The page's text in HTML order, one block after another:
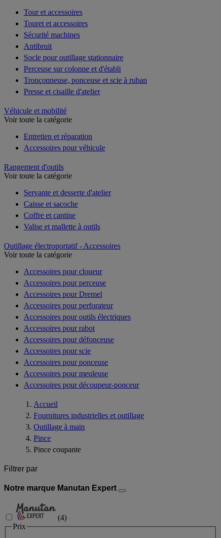
Tour et accessoires
Touret et accessoires
Sécurité machines
Antibruit
Socle pour outillage stationnaire
Perceuse sur colonne et d'établi
Tronçonneuse, ponceuse et scie à ruban
Presse et cisaille d'atelier
Véhicule et mobilité
Voir toute la catégorie
Entretien et réparation
Accessoires pour véhicule
Rangement d'outils
Voir toute la catégorie
Servante et desserte d'atelier
Caisse et sacoche
Coffre et cantine
Valise et mallette à outils
Outillage électroportatif - Accessoires
Voir toute la catégorie
Accessoires pour cloueur
Accessoires pour perceuse
Accessoires pour Dremel
Accessoires pour perforateur
Accessoires pour outils électriques
Accessoires pour rabot
Accessoires pour défonceuse
Accessoires pour scie
Accessoires pour ponceuse
Accessoires pour meuleuse
Accessoires pour découpeur-ponceur
Accueil
Fournitures industrielles et outillage
Outillage à main
Pince
Pince coupante
Filtrer par
Notre marque Manutan Expert
(4)
Prix